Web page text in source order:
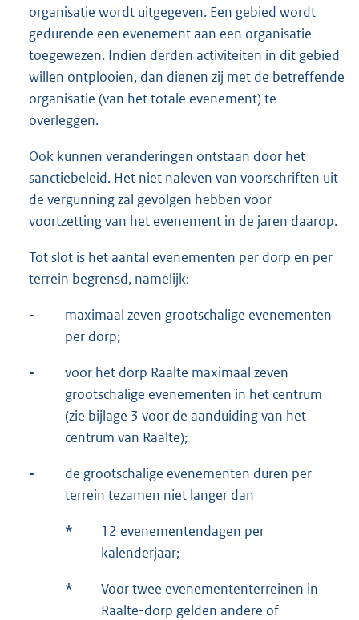
organisatie wordt uitgegeven. Een gebied wordt
gedurende een evenement aan een organisatie
toegewezen. Indien derden activiteiten in dit gebied
willen ontplooien, dan dienen zij met de betreffende
organisatie (van het totale evenement) te
overleggen.
Ook kunnen veranderingen ontstaan door het
sanctiebeleid. Het niet naleven van voorschriften uit
de vergunning zal gevolgen hebben voor
voortzetting van het evenement in de jaren daarop.
Tot slot is het aantal evenementen per dorp en per
terrein begrensd, namelijk:
-
maximaal zeven grootschalige evenementen
per dorp;
-
voor het dorp Raalte maximaal zeven
grootschalige evenementen in het centrum
(zie bijlage 3 voor de aanduiding van het
centrum van Raalte);
-
de grootschalige evenementen duren per
terrein tezamen niet langer dan
*
12 evenementendagen per
kalenderjaar;
*
Voor twee evenemententerreinen in
Raalte-dorp gelden andere of